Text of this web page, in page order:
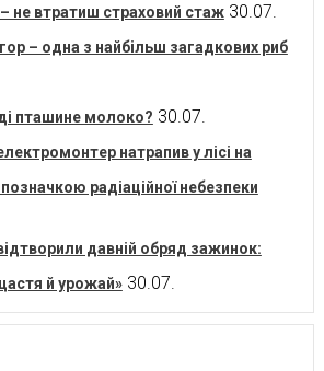
не втратиш страховий стаж 30.07.
– одна з найбільш загадкових риб
пташине молоко? 30.07.
натрапив у лісі на
радіаційної небезпеки
давній обряд зажинок:
й урожай» 30.07.